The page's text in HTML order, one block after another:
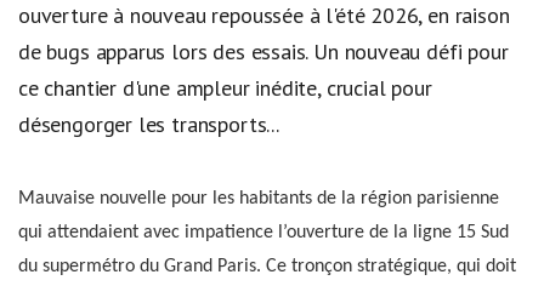
ouverture à nouveau repoussée à l'été 2026, en raison
de bugs apparus lors des essais. Un nouveau défi pour
ce chantier d'une ampleur inédite, crucial pour
désengorger les transports...
Mauvaise nouvelle pour les habitants de la région parisienne
qui attendaient avec impatience l’ouverture de la ligne 15 Sud
du supermétro du Grand Paris. Ce tronçon stratégique, qui doit